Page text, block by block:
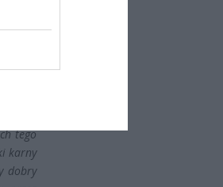
ze
kartę
jak
tego
karny
dobry